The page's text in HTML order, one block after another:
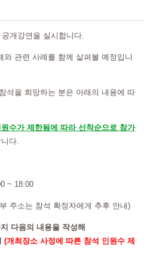
개강연을 실시합니다.
와 관련 사례를 함께 살펴볼 예정입니
석을 희망하는 분은 아래의 내용에 따
원수가 제한됨에 따라 선착순으로 참가
다.
~ 18:00
주소는 참석 확정자에게 추후 안내)
다음의 내용을 작성해
(개최장소 사정에 따른 참석 인원수 제